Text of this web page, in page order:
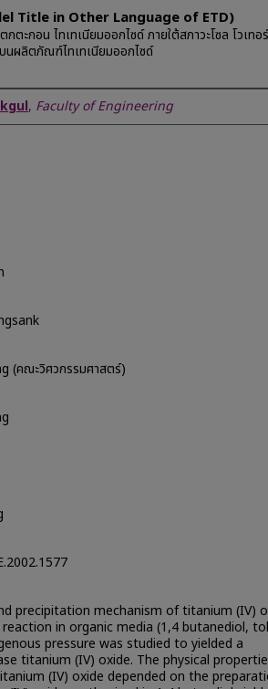
Title in Other Language of ETD)
ตะกอน ไทเทเนียมออกไซด์ ภายใต้สภาวะโซล โวเทอ
ผลิตภัณฑ์ไทเทเนียมออกไซด์
, Faculty of Engineering
(คณะวิศวกรรมศาสตร์)
precipitation mechanism of titanium (IV)
in organic media (1,4 butanediol,
pressure was studied to yielded a
titanium (IV) oxide. The physical
(IV) oxide depended on the